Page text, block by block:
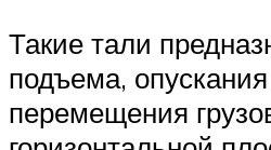
Такие тали
подъема,
перемещения